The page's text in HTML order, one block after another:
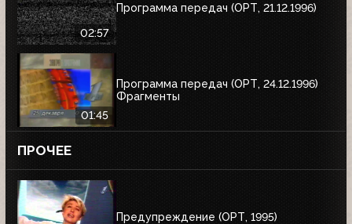
02:57
Программа передач (ОРТ, 21.12.1996)
01:45
Программа передач (ОРТ, 24.12.1996)
Фрагменты
ПРОЧЕЕ
Предупреждение (ОРТ, 1995)